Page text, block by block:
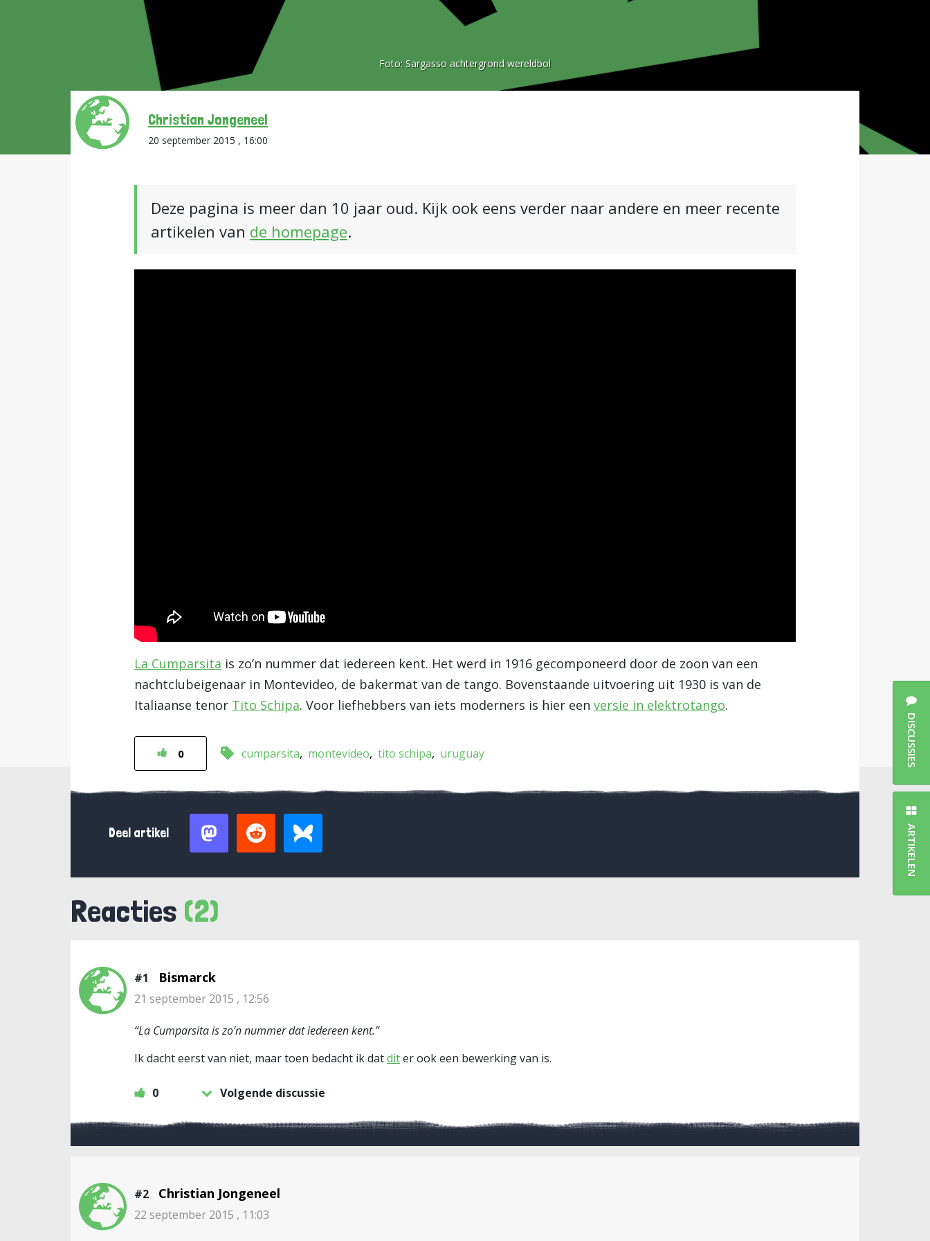
Foto: Sargasso achtergrond wereldbol
Christian Jongeneel
20 september 2015 , 16:00
Deze pagina is meer dan 10 jaar oud. Kijk ook eens verder naar andere en meer recente
artikelen van de homepage.
La Cumparsita is zo’n nummer dat iedereen kent. Het werd in 1916 gecomponeerd door de zoon van een
nachtclubeigenaar in Montevideo, de bakermat van de tango. Bovenstaande uitvoering uit 1930 is van de
Italiaanse tenor Tito Schipa. Voor liefhebbers van iets moderners is hier een versie in elektrotango.
0 cumparsita montevideo tito schipa uruguay
Deel artikel
Reacties (2)
#1 Bismarck
21 september 2015 , 12:56
“La Cumparsita is zo’n nummer dat iedereen kent.”
Ik dacht eerst van niet, maar toen bedacht ik datditer ook een bewerking van is.
0 Volgende discussie
#2 Christian Jongeneel
22 september 2015 , 11:03
DISCUSSIES
ARTIKELEN